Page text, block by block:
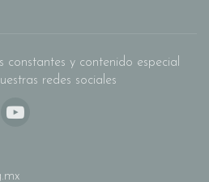
constantes y contenido especial
redes sociales